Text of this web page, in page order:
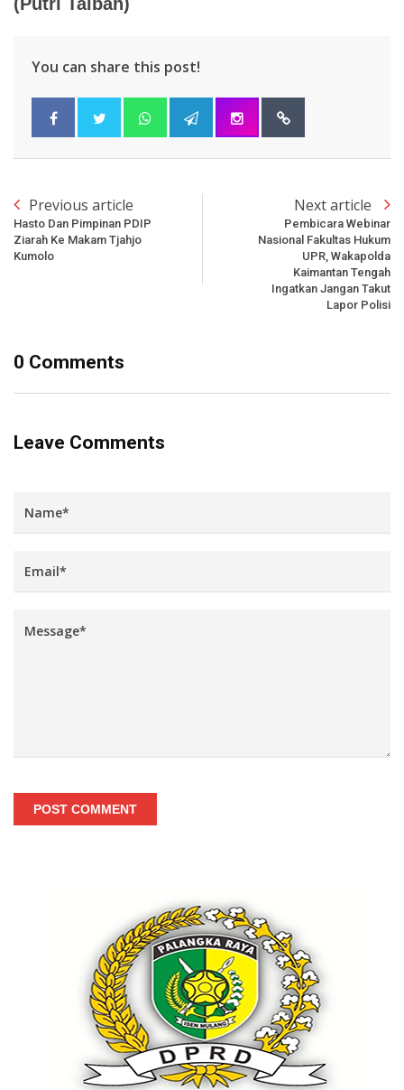
You can share this post!
Previous article
Hasto Dan Pimpinan PDIP
Ziarah Ke Makam Tjahjo
Kumolo
Next article
Pembicara Webinar
Nasional Fakultas Hukum
UPR, Wakapolda
Kaimantan Tengah
Ingatkan Jangan Takut
Lapor Polisi
0 Comments
Leave Comments
POST COMMENT